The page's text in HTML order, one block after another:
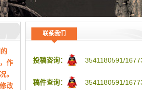
融媒体时代下传统媒体转型核心问题探讨
提高传统新闻编辑新媒体思维能力研究
媒体融合背景下的国有企业宣传工作研究
媒体深度融合要凝聚宣传工作全力——以
采编之窗
新闻媒体传播正能量,助力城市文明建设
与知识传播>新闻学、新闻事业
作
。
改
联系我们
投稿咨询： 3541180591/
稿件查询： 3541180591/